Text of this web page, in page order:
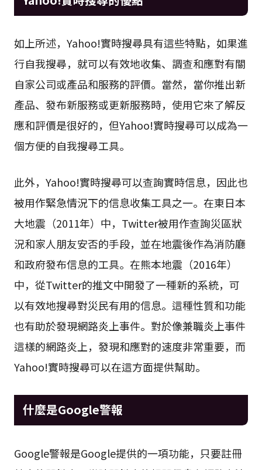
如上所述，Yahoo!實時搜尋具有這些特點，如果進
行自我搜尋，就可以有效地收集、調查和應對有關
自家公司或產品和服務的評價。當然，當你推出新
產品、發布新服務或更新服務時，使用它來了解反
應和評價是很好的，但Yahoo!實時搜尋可以成為一
個方便的自我搜尋工具。
此外，Yahoo!實時搜尋可以查詢實時信息，因此也
被用作緊急情況下的信息收集工具之一。在東日本
大地震（2011年）中，Twitter被用作查詢災區狀
況和家人朋友安否的手段，並在地震後作為消防廳
和政府發布信息的工具。在熊本地震（2016年）
中，從Twitter的推文中開發了一種新的系統，可
以有效地搜尋對災民有用的信息。這種性質和功能
也有助於發現網路炎上事件。對於像兼職炎上事件
這樣的網路炎上，發現和應對的速度非常重要，而
Yahoo!實時搜尋可以在這方面提供幫助。
什麼是Google警報
Google警報是Google提供的一項功能，只要註冊